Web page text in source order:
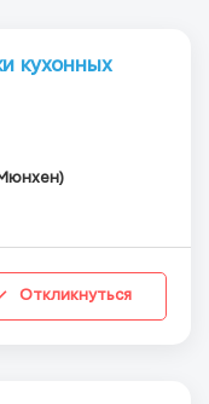
кухонных
Откликнуться